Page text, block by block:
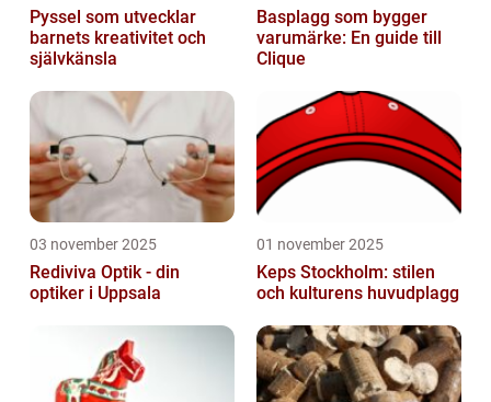
Pyssel som utvecklar
barnets kreativitet och
självkänsla
Basplagg som bygger
varumärke: En guide till
Clique
03 november 2025
Rediviva Optik - din
optiker i Uppsala
01 november 2025
Keps Stockholm: stilen
och kulturens huvudplagg